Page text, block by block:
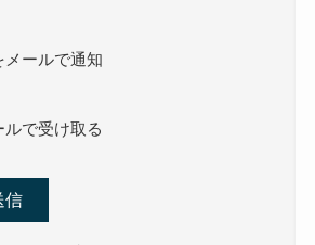
メールで通知
で受け取る